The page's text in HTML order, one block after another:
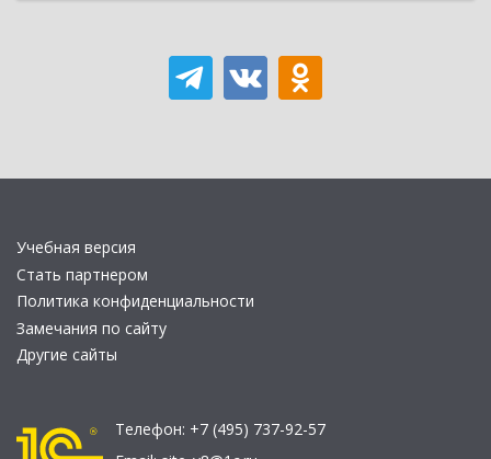
Учебная версия
Стать партнером
Политика конфиденциальности
Замечания по сайту
Другие сайты
Телефон: +7 (495) 737-92-57